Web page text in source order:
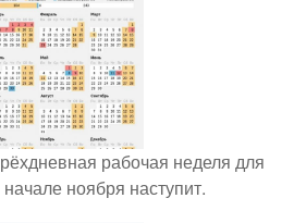
рабочая неделя для
ноября наступит.